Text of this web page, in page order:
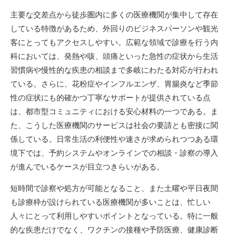
主要な交差点から徒歩圏内に多くの医療機関が集中して存在
している特徴があるため、外回りのビジネスパーソンや観光
客にとってもアクセスしやすい。広範な領域で診療を行う内
科においては、発熱や咳、頭痛といった急性の症状から生活
習慣病や慢性的な疾患の相談まで多岐にわたる対応が行われ
ている。さらに、花粉症やインフルエンザ、胃腸炎など季節
性の症状にも的確かつ丁寧なサポートが提供されている点
は、都市型コミュニティにおける安心材料の一つである。ま
た、こうした医療機関のサービスは社会の要請とも密接に関
係している。日常生活の利便性や速さが求められつつある環
境下では、予約システムやオンラインでの相談・診察の導入
が進んでいるケースが目立つきらいがある。
短時間で診察や処方が可能となること、また土曜や平日夜間
も診療枠が設けられている医療機関が多いことは、忙しい
人々にとって利用しやすいポイントとなっている。特に一般
的な疾患だけでなく、ワクチンの接種や予防医療、健康診断